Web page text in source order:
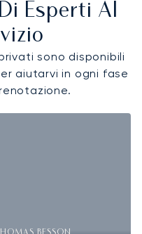
Esperti Al
sono disponibili
aiutarvi in ogni fase